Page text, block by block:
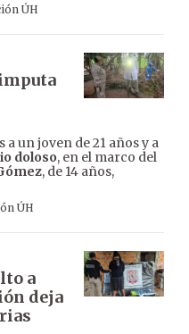
ÚH
un joven de 21 años y a
doloso, en el marco del
, de 14 años,
ÚH
a
deja